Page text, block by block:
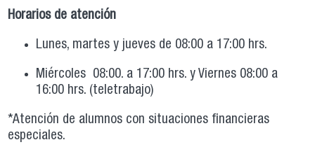
Horarios de atención
Lunes, martes y jueves de 08:00 a 17:00 hrs.
Miércoles 08:00. a 17:00 hrs. y Viernes 08:00 a
16:00 hrs. (teletrabajo)
*Atención de alumnos con situaciones financieras
especiales.